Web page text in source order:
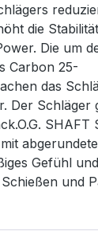
die
Die um
Carbon 25-
das
Der Schläger
SHAFT
Gefühl
und